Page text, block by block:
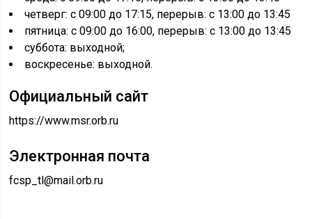
четверг: с 09:00 до 17:15, перерыв: с 13:00 до 13:45
пятница: с 09:00 до 16:00, перерыв: с 13:00 до 13:45
суббота: выходной;
воскресенье: выходной.
Официальный сайт
https://www.msr.orb.ru
Электронная почта
fcsp_tl@mail.orb.ru